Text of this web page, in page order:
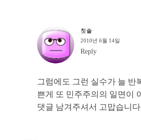
칫솔
2010년 6월 14일
Reply
그럼에도 그런 실수가 늘 반
쁜게 또 민주주의의 일면이
댓글 남겨주셔서 고맙습니